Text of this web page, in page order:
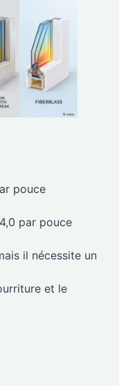
pouce
par pouce
il nécessite un
et le